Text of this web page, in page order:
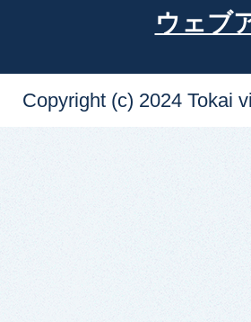
ウェブ
Copyright (c) 2024 Tokai